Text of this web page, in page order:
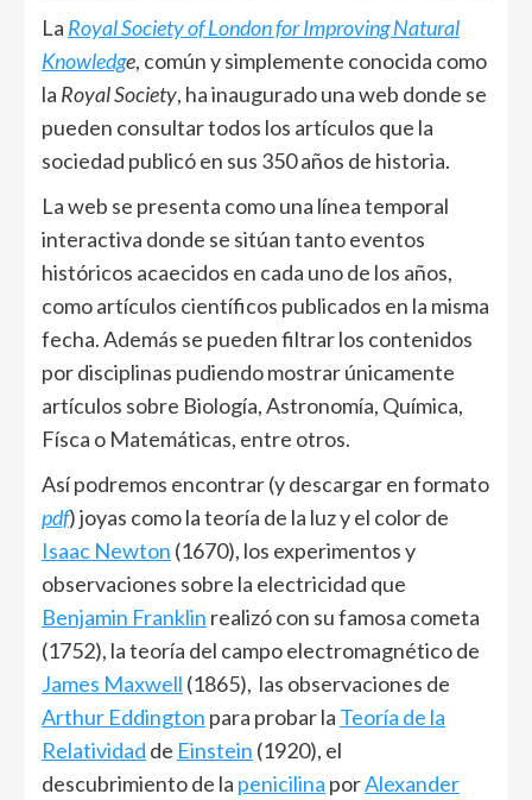
La Royal Society of London for Improving Natural
Knowledge, común y simplemente conocida como
la Royal Society, ha inaugurado una web donde se
pueden consultar todos los artículos que la
sociedad publicó en sus 350 años de historia.
La web se presenta como una línea temporal
interactiva donde se sitúan tanto eventos
históricos acaecidos en cada uno de los años,
como artículos científicos publicados en la misma
fecha. Además se pueden filtrar los contenidos
por disciplinas pudiendo mostrar únicamente
artículos sobre Biología, Astronomía, Química,
Físca o Matemáticas, entre otros.
Así podremos encontrar (y descargar en formato
pdf) joyas como la teoría de la luz y el color de
Isaac Newton (1670), los experimentos y
observaciones sobre la electricidad que
Benjamin Franklin realizó con su famosa cometa
(1752), la teoría del campo electromagnético de
James Maxwell (1865), las observaciones de
Arthur Eddington para probar la Teoría de la
Relatividad de Einstein (1920), el
descubrimiento de la penicilina porAlexander